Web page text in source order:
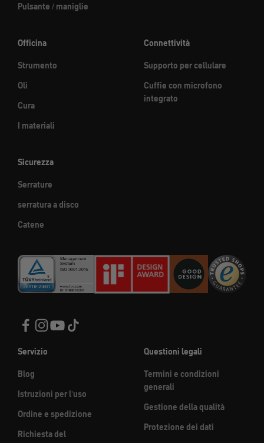
Pulsante / maniglie
Officina
Strumento
Oli
Cura
I materiali
Connettività
Supporto per cellulare
Cuffie con microfono
integrato
Sicurezza
Serrature
serratura a disco
Catene
Servizio
Blog
Istruzioni per l'uso
Ordine e spedizione
Richiesta del
Questioni legali
Termini e condizioni
generali
Gestione della qualità
Protezione dei dati